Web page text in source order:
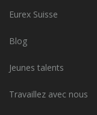
Eurex Suisse
Blog
Jeunes talents
Travaillez avec nous